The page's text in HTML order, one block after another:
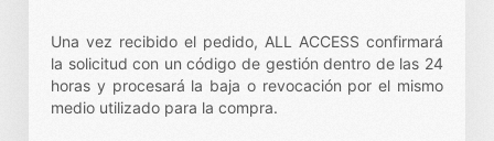
Una vez recibido el pedido, ALL ACCESS confirmará
la solicitud con un código de gestión dentro de las 24
horas y procesará la baja o revocación por el mismo
medio utilizado para la compra.